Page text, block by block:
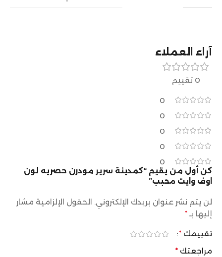
آراء العملاء
0 تقييم
0
0
0
0
0
كن أول من يقيم “كمدينة سرير مودرن حصريه لون
اوف وايت محبب”
لن يتم نشر عنوان بريدك الإلكتروني. الحقول الإلزامية مشار
إليها بـ *
تقييمك *
مراجعتك *